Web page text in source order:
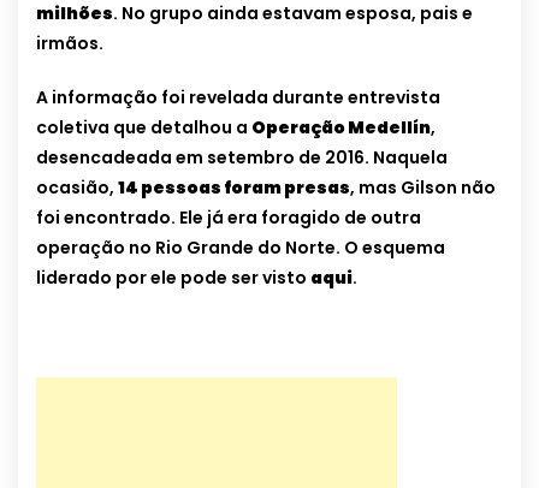
milhões. No grupo ainda estavam esposa, pais e
irmãos.
A informação foi revelada durante entrevista
coletiva que detalhou a Operação Medellín,
desencadeada em setembro de 2016. Naquela
ocasião, 14 pessoas foram presas, mas Gilson não
foi encontrado. Ele já era foragido de outra
operação no Rio Grande do Norte. O esquema
liderado por ele pode ser visto aqui.